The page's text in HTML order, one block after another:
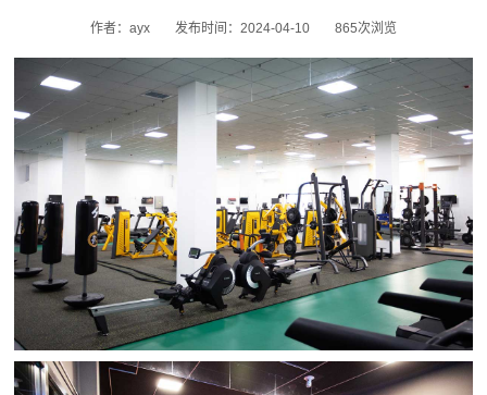
作者：ayx 发布时间：2024-04-10 865次浏览